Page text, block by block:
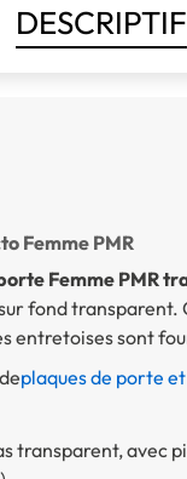
DESCRIPTIF
Femme PMR
Femme PMR
fond transparent.
entretoises sont
plaques de porte
transparent, avec